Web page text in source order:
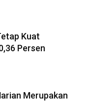
Kuat
Persen
Merupakan